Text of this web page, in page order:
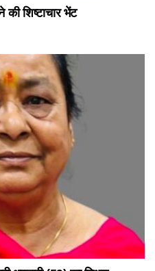
शिष्टाचार भेंट